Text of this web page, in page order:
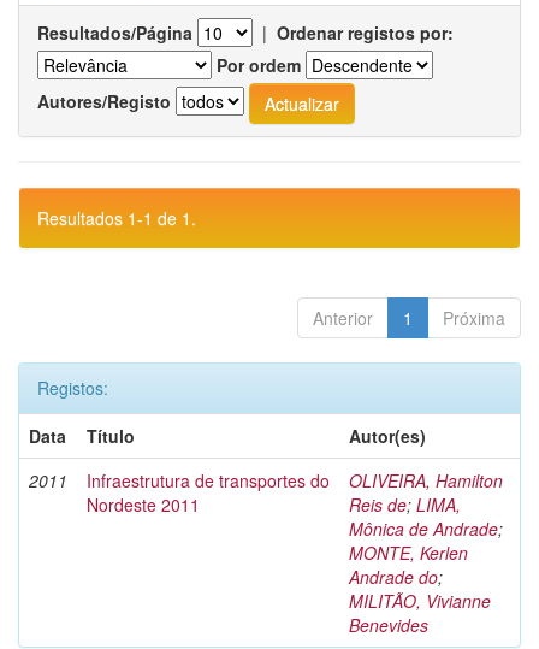
Resultados/Página | Ordenar registos por:
Por ordem
Autores/Registo
Resultados 1-1 de 1.
Anterior 1 Próxima
Registos:
Data
Título
Autor(es)
2011
Infraestrutura de transportes do
Nordeste 2011
OLIVEIRA, Hamilton
Reis de; LIMA,
Mônica de Andrade;
MONTE, Kerlen
Andrade do;
MILITÃO, Vivianne
Benevides